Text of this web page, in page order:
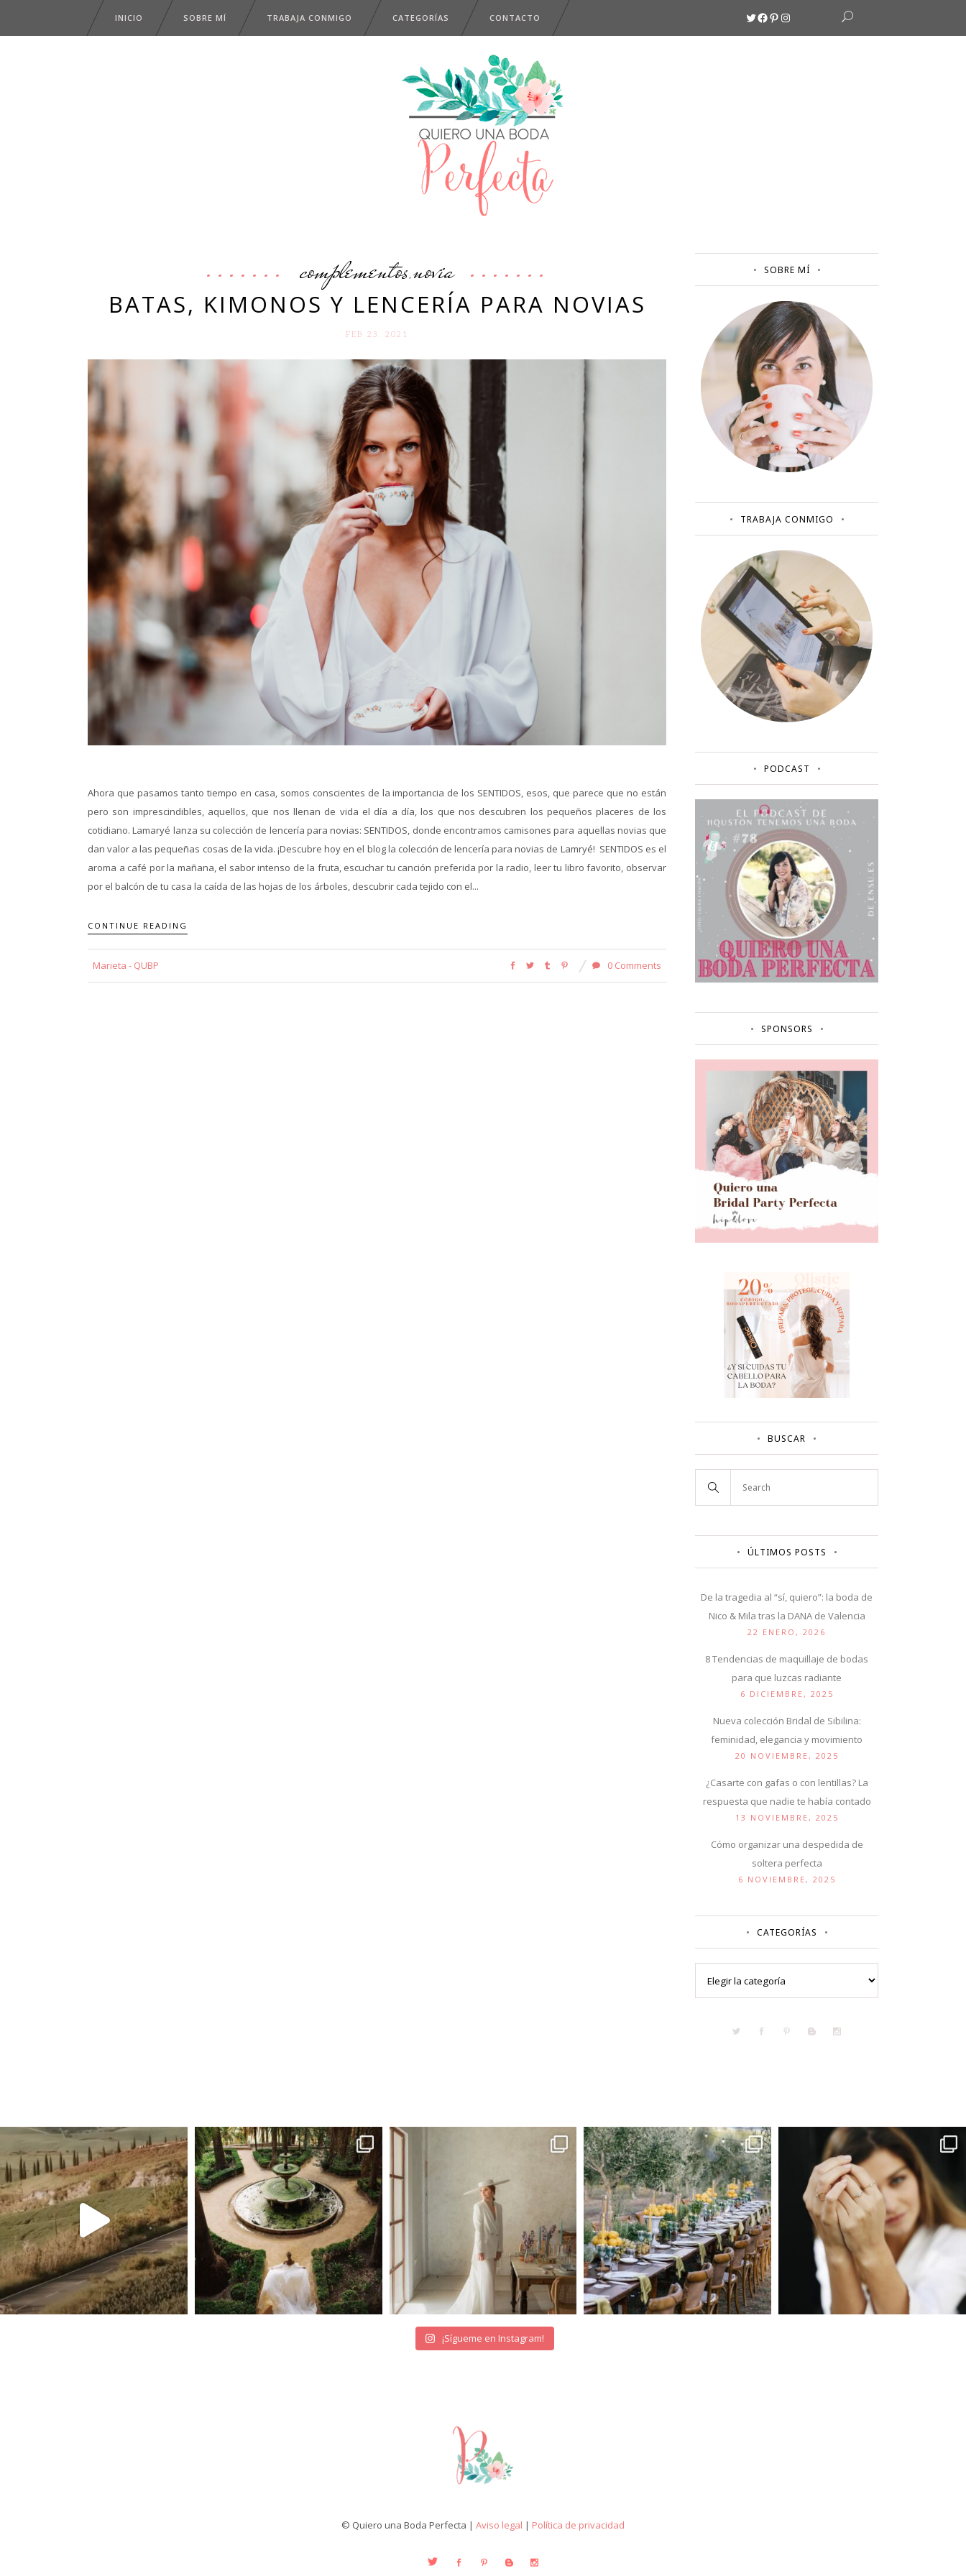
INICIO SOBRE MÍ TRABAJA CONMIGO CATEGORÍAS CONTACTO Twitter
Facebook
Pinterest
Instagram
complementos,novia
BATAS, KIMONOS Y LENCERÍA PARA NOVIAS
FEB 23. 2021
Ahora que pasamos tanto tiempo en casa, somos conscientes de la importancia de los SENTIDOS, esos, que parece que no están
pero son imprescindibles, aquellos, que nos llenan de vida el día a día, los que nos descubren los pequeños placeres de los
cotidiano. Lamaryé lanza su colección de lencería para novias: SENTIDOS, donde encontramos camisones para aquellas novias que
dan valor a las pequeñas cosas de la vida. ¡Descubre hoy en el blog la colección de lencería para novias de Lamryé! SENTIDOS es el
aroma a café por la mañana, el sabor intenso de la fruta, escuchar tu canción preferida por la radio, leer tu libro favorito, observar
por el balcón de tu casa la caída de las hojas de los árboles, descubrir cada tejido con el...
CONTINUE READING
Marieta - QUBP 0 Comments
SOBRE MÍ
TRABAJA CONMIGO
PODCAST
SPONSORS
BUSCAR
ÚLTIMOS POSTS
De la tragedia al “sí, quiero”: la boda de
Nico & Mila tras la DANA de Valencia
22 ENERO, 2026
8 Tendencias de maquillaje de bodas
para que luzcas radiante
6 DICIEMBRE, 2025
Nueva colección Bridal de Sibilina:
feminidad, elegancia y movimiento
20 NOVIEMBRE, 2025
¿Casarte con gafas o con lentillas? La
respuesta que nadie te había contado
13 NOVIEMBRE, 2025
Cómo organizar una despedida de
soltera perfecta
6 NOVIEMBRE, 2025
CATEGORÍAS
¡Sígueme en Instagram!
© Quiero una Boda Perfecta | Aviso legal | Política de privacidad